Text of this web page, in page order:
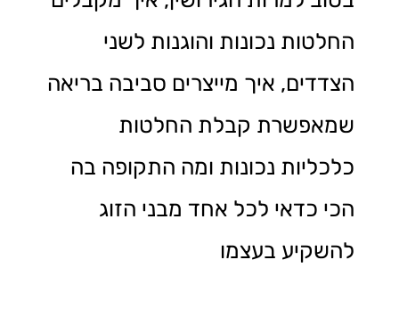
החלטות נכונות והוגנות לשני
הצדדים, איך מייצרים סביבה בריאה
שמאפשרת קבלת החלטות
כלכליות נכונות ומה התקופה בה
הכי כדאי לכל אחד מבני הזוג
להשקיע בעצמו